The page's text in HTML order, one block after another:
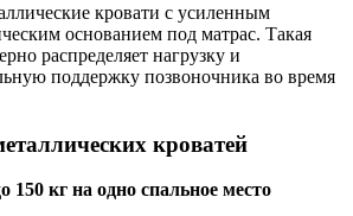
кровати с усиленным
основанием под матрас. Такая
распределяет нагрузку и
поддержку позвоночника во время
кроватей
150 кг на одно спальное место